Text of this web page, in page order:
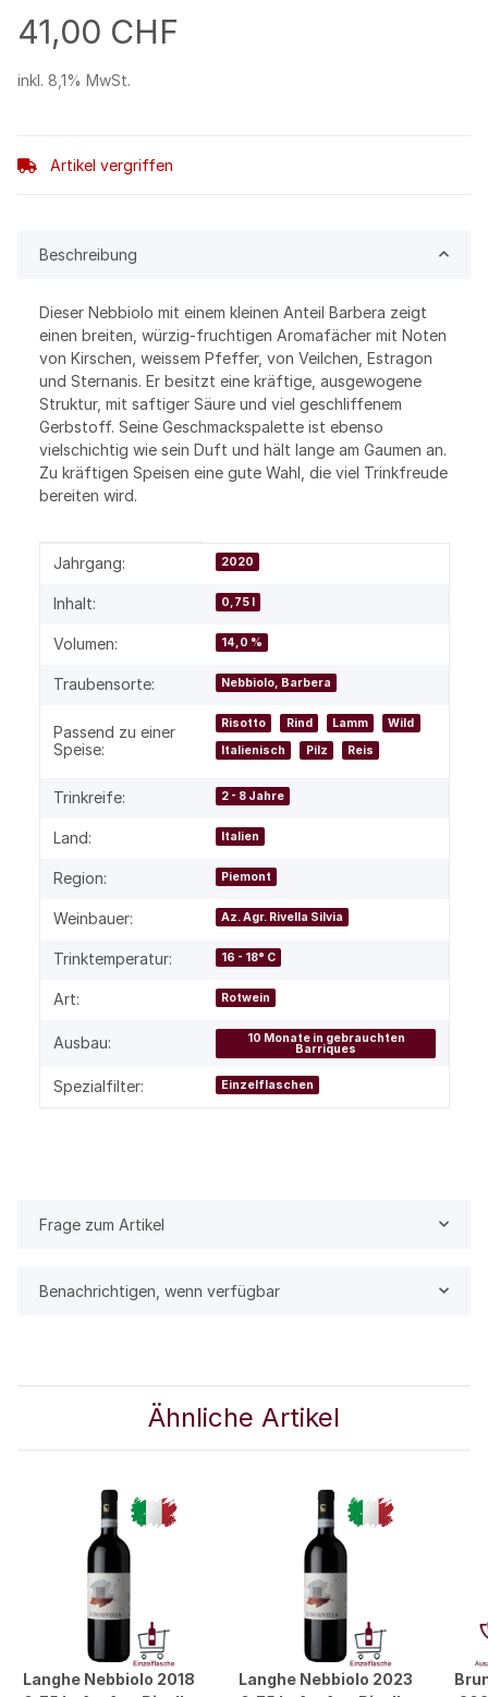
41,00 CHF
inkl. 8,1% MwSt.
Artikel vergriffen
Beschreibung
Dieser Nebbiolo mit einem kleinen Anteil Barbera zeigt
einen breiten, würzig-fruchtigen Aromafächer mit Noten
von Kirschen, weissem Pfeffer, von Veilchen, Estragon
und Sternanis. Er besitzt eine kräftige, ausgewogene
Struktur, mit saftiger Säure und viel geschliffenem
Gerbstoff. Seine Geschmackspalette ist ebenso
vielschichtig wie sein Duft und hält lange am Gaumen an.
Zu kräftigen Speisen eine gute Wahl, die viel Trinkfreude
bereiten wird.
Produkteigenschaft
Wert
Jahrgang: 2020
Inhalt: 0,75 l
Volumen: 14,0 %
Traubensorte: Nebbiolo, Barbera
Passend zu einer
Speise:
Risotto Rind Lamm
Wild
Italienisch
Pilz Reis
Trinkreife: 2 - 8 Jahre
Land: Italien
Region: Piemont
Weinbauer: Az. Agr. Rivella Silvia
Trinktemperatur: 16 - 18° C
Art: Rotwein
Ausbau: 10 Monate in gebrauchten
Barriques
Spezialfilter: Einzelflaschen
Frage zum Artikel
Benachrichtigen, wenn verfügbar
Ähnliche Artikel
Langhe Nebbiolo 2018
Langhe Nebbiolo 2023